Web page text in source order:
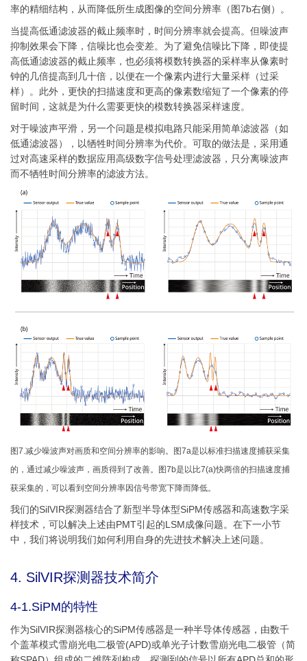
率的精细结构，从而降低所生成图像的空间分辨率（图7b右侧）。
当提高低通滤波器的截止频率时，时间分辨率就会提高。但噪波声
抑制效果会下降，信噪比也会变差。为了避免信噪比下降，即使提
高低通滤波器的截止频率，也必须将模数转换器的采样率从像素时
钟的几倍提高到几十倍，以便在一个像素内进行大量采样（过采
样）。此外，更快的扫描速度和更高的像素数缩短了一个像素的停
留时间，这就是为什么需要更快的模数转换器采样速度。
对于噪波声平滑，另一个问题是模拟电路只能采用简单滤波器（如
低通滤波器），以牺牲时间分辨率为代价。可取的做法是，采用通
过对高速采样的数据应用高级数字信号处理滤波器，只分离噪波声
而不牺牲时间分辨率的滤波方法。
图7.减少噪波声对画质和空间分辨率的影响。图7a是以标准扫描速度捕获采集
的，通过减少噪波声，画质得到了改善。图7b是以比7(a)快两倍的扫描速度捕
获采集的，可以看到空间分辨率因信号带宽下降而降低。
我们的SilVIR探测器结合了新型半导体型SiPM传感器和高速数字采
样技术，可以解决上述由PMT引起的LSM成像问题。在下一小节
中，我们将说明我们如何利用自身的先进技术解决上述问题。
4. SilVIR探测器技术简介
4-1.SiPM的特性
作为SilVIR探测器核心的SiPM传感器是一种半导体传感器，由数千
个盖革模式雪崩光电二极管(APD)或单光子计数雪崩光电二极管（简